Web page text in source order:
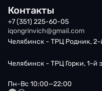
Контакты
+7 (351) 225-60-05
iqongrinvich@gmail.com
Челябинск - ТРЦ Родник,
Челябинск - ТРЦ Горки, 1-й
Пн-Вс 10:00—22:00